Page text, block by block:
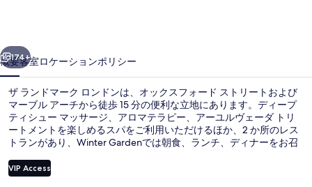
ロ
ン
ド
ン
の
写
次へ
174+
概要客室ロケーションポリシー
ザ ランドマーク ロンドンは、オックスフォード ストリートおよび
マーブル アーチから徒歩 15 分の便利な立地にあります。ディープ
ティシュー マッサージ、アロマテラピー、アーユルヴェーダ トリ
ートメントを楽しめるスパをご利用いただけるほか、2 か所のレス
トランがあり、Winter Gardenでは朝食、ランチ、ディナーをお召
所のバー / ラウンジ、屋内プール、およびフィットネスクラブ (ス
タッフ常駐)があります。旅行者は親切なスタッフや総合的な施設の
VIP Access